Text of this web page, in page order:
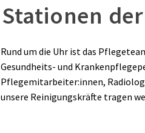
Stationen
Rund um die Uhr ist das
Gesundheits- und
Pflegemitarbeiter:innen,
unsere Reinigungskräfte tragen